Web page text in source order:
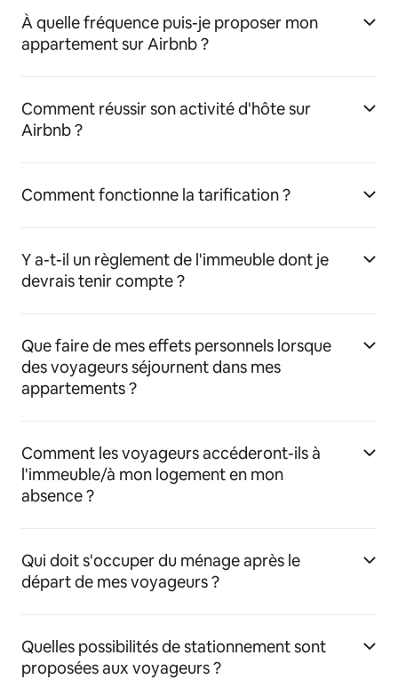
À quelle fréquence puis-je proposer mon
appartement sur Airbnb ?
Comment réussir son activité d'hôte sur
Airbnb ?
Comment fonctionne la tarification ?
Y a-t-il un règlement de l'immeuble dont je
devrais tenir compte ?
Que faire de mes effets personnels lorsque
des voyageurs séjournent dans mes
appartements ?
Comment les voyageurs accéderont-ils à
l'immeuble/à mon logement en mon
absence ?
Qui doit s'occuper du ménage après le
départ de mes voyageurs ?
Quelles possibilités de stationnement sont
proposées aux voyageurs ?